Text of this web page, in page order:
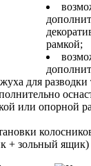
рамкой;
для
или опорной
+ зольный